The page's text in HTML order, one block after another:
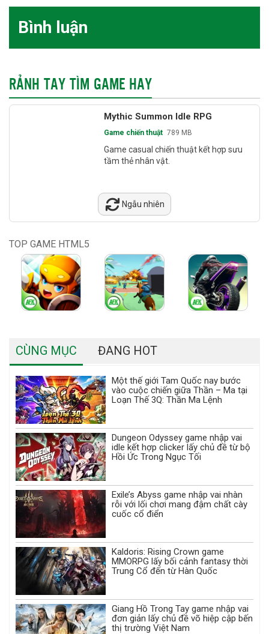
Bình luận
RẢNH TAY TÌM GAME HAY
Mythic Summon Idle RPG
Game chiến thuật 789 MB
Game casual chiến thuật kết hợp sưu
tầm thẻ nhân vật.
Ngẫu nhiên
TOP GAME HTML5
CÙNG MỤC ĐANG HOT
Một thế giới Tam Quốc nay bước
vào cuộc chiến giữa Thần – Ma tại
Loạn Thế 3Q: Thần Ma Lệnh
Dungeon Odyssey game nhập vai
idle kết hợp clicker lấy chủ đề từ bộ
Hồi Ức Trong Ngục Tối
Exile’s Abyss game nhập vai nhàn
rỗi với lối chơi mang đậm chất cày
cuốc cổ điển
Kaldoris: Rising Crown game
MMORPG lấy bối cảnh fantasy thời
Trung Cổ đến từ Hàn Quốc
Giang Hồ Trong Tay game nhập vai
đơn giản lấy chủ đề võ hiệp cập bến
thị trường Việt Nam